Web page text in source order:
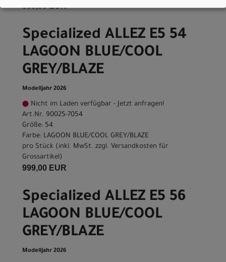
999,00 EUR
Specialized ALLEZ E5 54
LAGOON BLUE/COOL
GREY/BLAZE
Modelljahr 2026
Nicht im Laden verfügbar - Jetzt anfragen!
Art.Nr. 90025-7054
Größe: 54
Farbe: LAGOON BLUE/COOL GREY/BLAZE
pro Stück (inkl. MwSt. zzgl. Versandkosten für
Grossartikel)
999,00 EUR
Specialized ALLEZ E5 56
LAGOON BLUE/COOL
GREY/BLAZE
Modelljahr 2026